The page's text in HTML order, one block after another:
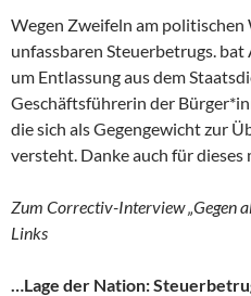
Wegen Zweifeln am
unfassbaren Steuerbetrugs.
um Entlassung aus dem
Geschäftsführerin der
die sich als Gegengewicht zur
versteht. Danke auch für dieses
Zum Correctiv-Interview „Gegen
Links
…Lage der Nation: